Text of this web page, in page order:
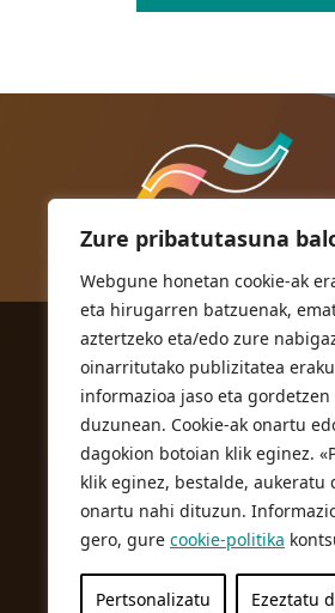
Zure pribatutasuna
Webgune honetan cookie-ak
eta hirugarren batzuenak,
aztertzeko eta/edo zure
oinarritutako publizitatea
informazioa jaso eta
duzunean. Cookie-ak onartu
dagokion botoian klik eginez.
klik eginez, bestalde, aukeratu
onartu nahi dituzun.
gero, gure cookie-politika
Pertsonalizatu Ezeztatu
ORIOKO UDALA
Herriko plaza,1
20810 Orio (Gipuzkoa)
T. 943 83 03 46
bulegoak@orio.eus